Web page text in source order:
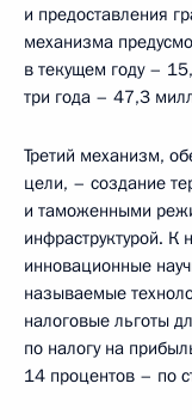
и предоставления
механизма
в текущем году –
три года – 47,3
Третий механизм,
цели, – создание
и таможенными
инфраструктурой. К
инновационные
называемые
налоговые льготы
по налогу на
14 процентов – по